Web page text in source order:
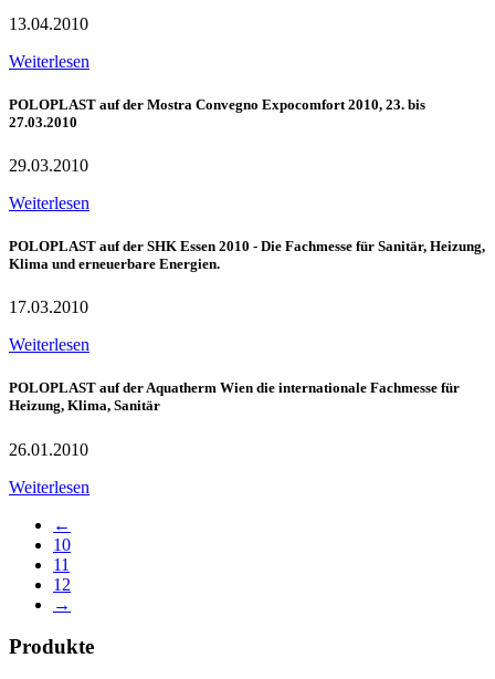
13.04.2010
Weiterlesen
POLOPLAST auf der Mostra Convegno Expocomfort 2010, 23. bis
27.03.2010
29.03.2010
Weiterlesen
POLOPLAST auf der SHK Essen 2010 - Die Fachmesse für Sanitär, Heizung,
Klima und erneuerbare Energien.
17.03.2010
Weiterlesen
POLOPLAST auf der Aquatherm Wien die internationale Fachmesse für
Heizung, Klima, Sanitär
26.01.2010
Weiterlesen
←
10
11
12
→
Produkte